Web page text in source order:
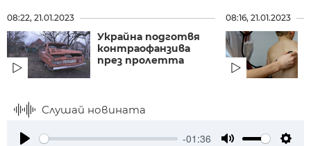
08:22, 21.01.2023
Украйна подготвя
контраофанзива
през пролетта
08:16, 21.01.2023
Слушай новината
-01:36